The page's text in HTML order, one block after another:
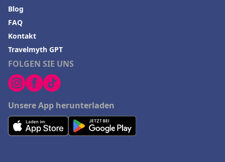
FOLGEN SIE UNS
Unsere App herunterladen
Blog
FAQ
Kontakt
Travelmyth GPT